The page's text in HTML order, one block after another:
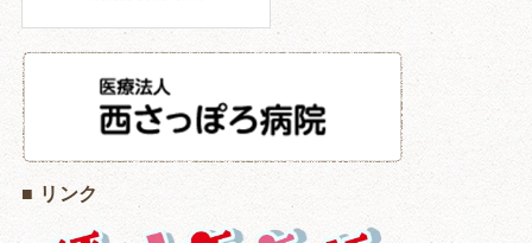
■ リンク